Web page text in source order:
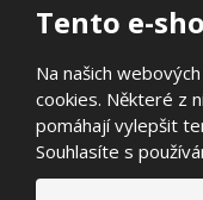
Tento e-
Na našich
cookies. Některé z
pomáhají vylepšit
Souhlasíte s
Email:sales@detoa.cz